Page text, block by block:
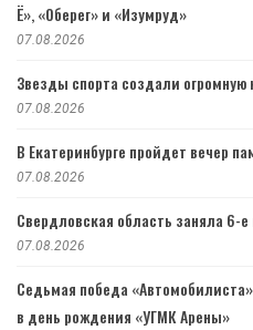
Ё», «Оберег» и «Изумруд»
07.08.2026
Звезды спорта создали
07.08.2026
В Екатеринбурге пройдет вечер
07.08.2026
Свердловская область заняла 6-
07.08.2026
Седьмая победа
в день рождения «УГМК Арены»